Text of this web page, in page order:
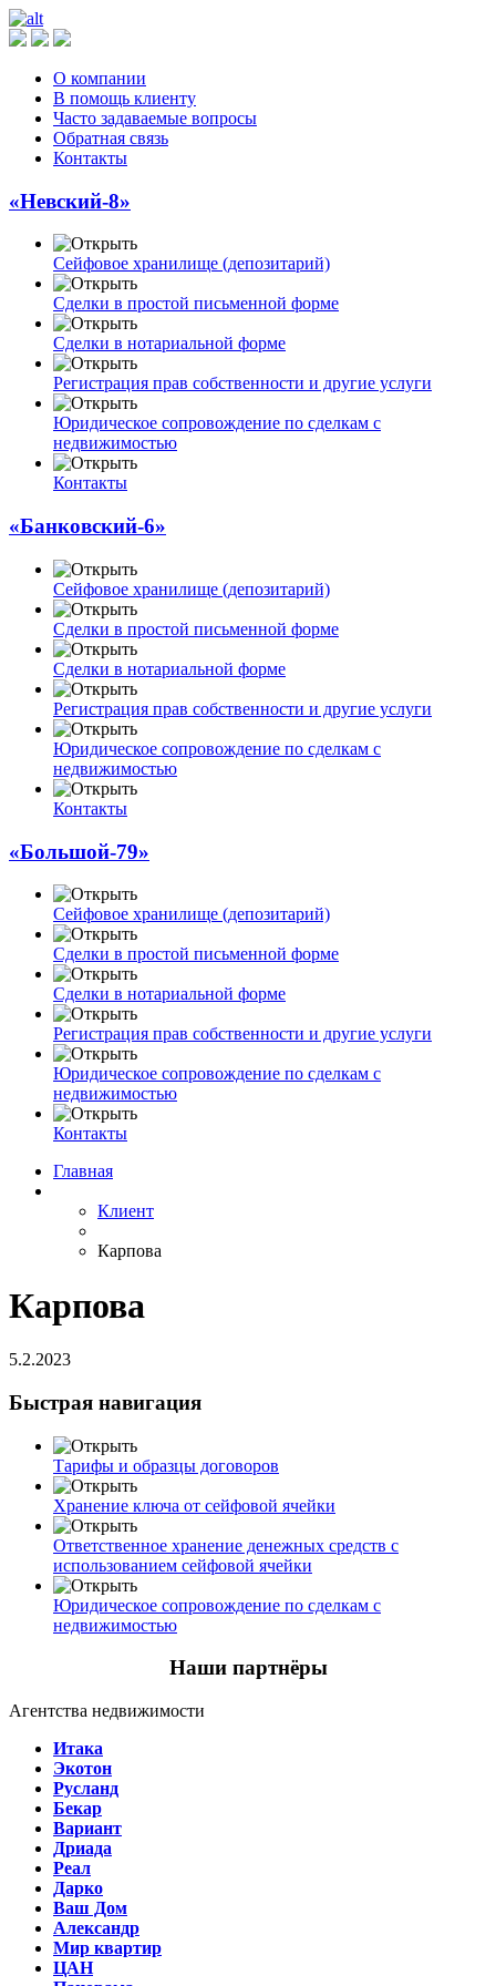
О компании
В помощь клиенту
Часто задаваемые вопросы
Обратная связь
Контакты
«Невский-8»
Сейфовое хранилище (депозитарий)
Сделки в простой письменной форме
Сделки в нотариальной форме
Регистрация прав собственности и другие услуги
Юридическое сопровождение по сделкам с
недвижимостью
Контакты
«Банковский-6»
Сейфовое хранилище (депозитарий)
Сделки в простой письменной форме
Сделки в нотариальной форме
Регистрация прав собственности и другие услуги
Юридическое сопровождение по сделкам с
недвижимостью
Контакты
«Большой-79»
Сейфовое хранилище (депозитарий)
Сделки в простой письменной форме
Сделки в нотариальной форме
Регистрация прав собственности и другие услуги
Юридическое сопровождение по сделкам с
недвижимостью
Контакты
Главная
Клиент
Карпова
Карпова
5.2.2023
Быстрая навигация
Тарифы и образцы договоров
Хранение ключа от сейфовой ячейки
Ответственное хранение денежных средств с
использованием сейфовой ячейки
Юридическое сопровождение по сделкам с
недвижимостью
Наши партнёры
Агентства недвижимости
Итака
Экотон
Русланд
Бекар
Вариант
Дриада
Реал
Дарко
Ваш Дом
Александр
Мир квартир
ЦАН